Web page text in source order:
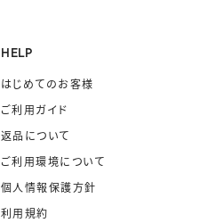
HELP
はじめてのお客様
ご利用ガイド
返品について
ご利用環境について
個人情報保護方針
利用規約